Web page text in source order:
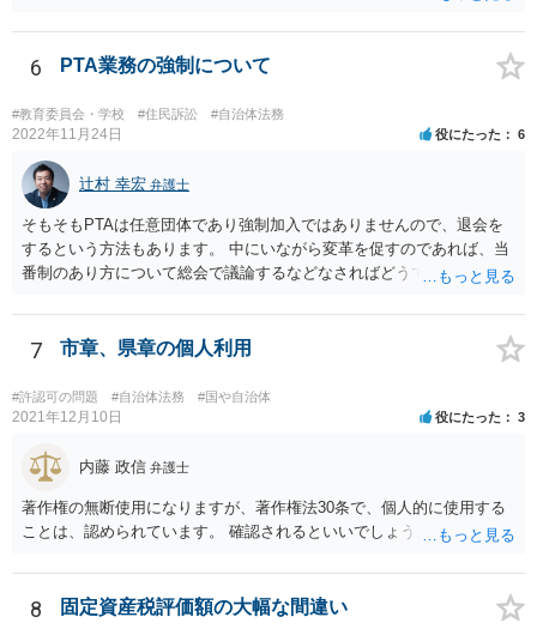
利義務の主体となる法人格を有し、教育事業の主体となっています。
ちなみに、公立学校は教育行政組織上の取扱いとしては「教育機関」
6 PTA業務の強制について
#教育委員会・学校 #住民訴訟 #自治体法務
2022年11月24日 役にたった 6
辻村 幸宏 弁護士
そもそもPTAは任意団体であり強制加入ではありませんので、退会を
するという方法もあります。 中にいながら変革を促すのであれば、当
番制のあり方について総会で議論するなどなさればどうでしょうか。
7 市章、県章の個人利用
#許認可の問題 #自治体法務 #国や自治体
2021年12月10日 役にたった 3
内藤 政信 弁護士
著作権の無断使用になりますが、著作権法30条で、個人的に使用する
ことは、認められています。 確認されるといいでしょう。
8 固定資産税評価額の大幅な間違い